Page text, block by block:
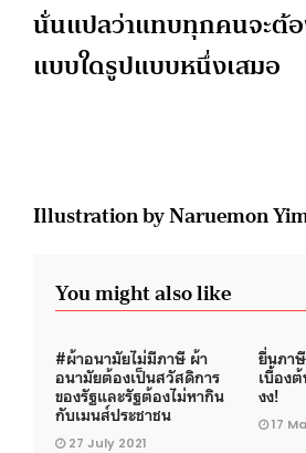
นั่นแปลว่าแทบทุกคนจะต้อ
แบบใดรูปแบบหนึ่งเสมอ
Illustration by Naruemon
You might also like
#ผ้าอนามัยไม่มีภาษี ผ้า
อนามัยต้องเป็นสวัสดิการ
ของรัฐและรัฐต้องไม่หากิน
กับเมนส์ประชาชน
27 July 2021
ยื่นภา
เบื้อง
งง!
17